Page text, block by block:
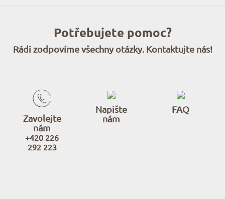
Potřebujete pomoc?
Rádi zodpovíme všechny otázky. Kontaktujte nás!
Zavolejte
nám
+420 226
292 223
Napište
nám
FAQ